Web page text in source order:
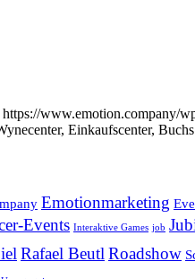
https://www.emotion.company/
Einkaufscenter, Buchs
Emotionmarketing
Events Interaktive Games job
Rafael BeutlRoadshow